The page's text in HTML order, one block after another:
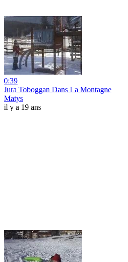
0:39
Jura Toboggan Dans La Montagne
Matys
il y a 19 ans